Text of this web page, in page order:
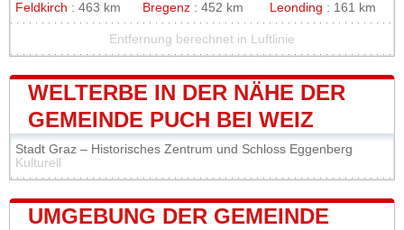
Feldkirch : 463 km Bregenz : 452 km Leonding : 161 km
Entfernung berechnet in Luftlinie
WELTERBE IN DER NÄHE DER
GEMEINDE PUCH BEI WEIZ
Stadt Graz – Historisches Zentrum und Schloss Eggenberg
Kulturell
UMGEBUNG DER GEMEINDE